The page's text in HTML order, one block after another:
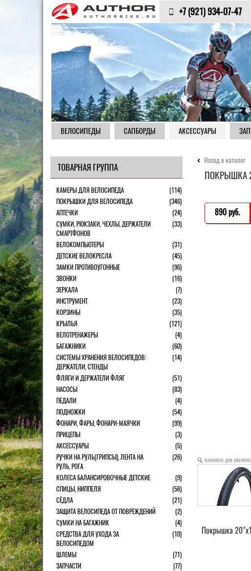
+7 (921) 934-07-47
ВЕЛОСИПЕДЫ САПБОРДЫ АКСЕССУАРЫ
Назад в каталог
ПОКРЫШКА
890 pуб.
кликните для
Покрышка
ТОВАРНАЯ ГРУППА
КАМЕРЫ ДЛЯ ВЕЛОСИПЕДА
(114)
ПОКРЫШКИ ДЛЯ ВЕЛОСИПЕДА
(346)
АПТЕЧКИ
(24)
СУМКИ, РЮКЗАКИ, ЧЕХЛЫ, ДЕРЖАТЕЛИ
СМАРТФОНОВ
(33)
ВЕЛОКОМПЬЮТЕРЫ
(31)
ДЕТСКИЕ ВЕЛОКРЕСЛА
(45)
ЗАМКИ ПРОТИВОУГОННЫЕ
(96)
ЗВОНКИ
(16)
ЗЕРКАЛА
(7)
ИНСТРУМЕНТ
(23)
КОРЗИНЫ
(35)
КРЫЛЬЯ
(121)
ВЕЛОТРЕНАЖЕРЫ
(4)
БАГАЖНИКИ
(60)
СИСТЕМЫ ХРАНЕНИЯ ВЕЛОСИПЕДОВ:
ДЕРЖАТЕЛИ, СТЕНДЫ
(14)
ФЛЯГИ И ДЕРЖАТЕЛИ ФЛЯГ
(51)
НАСОСЫ
(83)
ПЕДАЛИ
(4)
ПОДНОЖКИ
(54)
ФОНАРИ, ФАРЫ, ФОНАРИ-МАЯЧКИ
(99)
ПРИЦЕПЫ
(3)
АКСЕССУАРЫ
(5)
РУЧКИ НА РУЛЬ(ГРИПСЫ), ЛЕНТА НА
РУЛЬ, РОГА
(26)
КОЛЕСА БАЛАНСИРОВОЧНЫЕ ДЕТСКИЕ
(9)
СПИЦЫ, НИППЕЛЯ
(56)
СЁДЛА
(21)
ЗАЩИТА ВЕЛОСИПЕДА ОТ ПОВРЕЖДЕНИЙ
(2)
СУМКИ НА БАГАЖНИК
(4)
СРЕДСТВА ДЛЯ УХОДА ЗА
ВЕЛОСИПЕДОМ
(10)
ШЛЕМЫ
(71)
ЗАПЧАСТИ
(77)